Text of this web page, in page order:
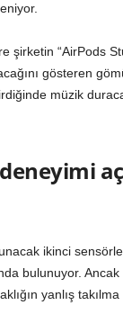
şirketin “AirPods
gösteren
müzik
ikinci
bulunuyor.
yanlış takılma